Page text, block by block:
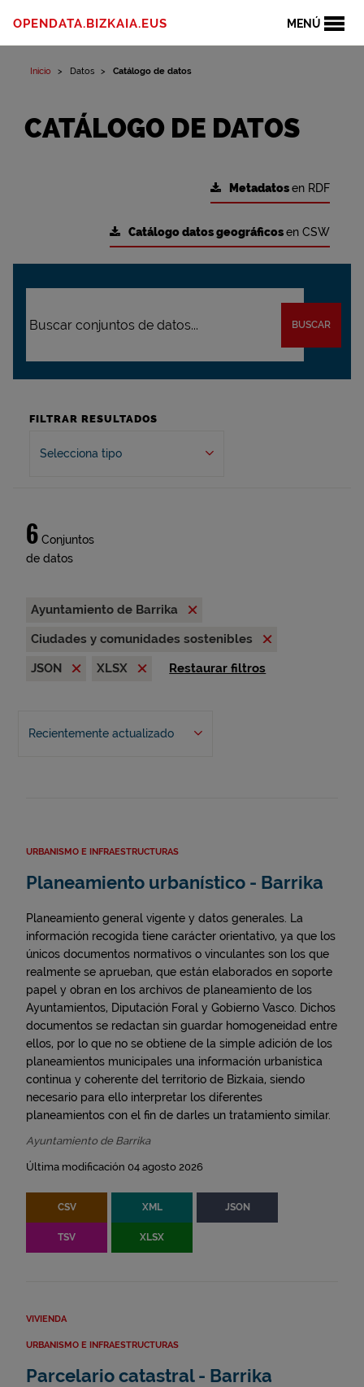
MENÚ
OPENDATA.BIZKAIA.EUS
Inicio Datos Catálogo de datos
CATÁLOGO DE DATOS
Metadatosen RDF
Catálogo datos geográficosen CSW
BUSCAR
FILTRAR RESULTADOS
Selecciona tipo
6 Conjuntos
de datos
Ayuntamiento de Barrika
Ciudades y comunidades sostenibles
JSON
XLSX Restaurar filtros
Recientemente actualizado
URBANISMO E INFRAESTRUCTURAS
Planeamiento urbanístico - Barrika
Planeamiento general vigente y datos generales. La
información recogida tiene carácter orientativo, ya que los
únicos documentos normativos o vinculantes son los que
realmente se aprueban, que están elaborados en soporte
papel y obran en los archivos de planeamiento de los
Ayuntamientos, Diputación Foral y Gobierno Vasco. Dichos
documentos se redactan sin guardar homogeneidad entre
ellos, por lo que no se obtiene de la simple adición de los
planeamientos municipales una información urbanística
continua y coherente del territorio de Bizkaia, siendo
necesario para ello interpretar los diferentes
planeamientos con el fin de darles un tratamiento similar.
Ayuntamiento de Barrika
Última modificación 04 agosto 2026
CSV XML JSON
TSV XLSX
VIVIENDA
URBANISMO E INFRAESTRUCTURAS
Parcelario catastral - Barrika